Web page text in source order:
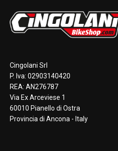
Cingolani Srl
P. Iva: 02903140420
REA: AN276787
Via Ex Arceviese 1
60010 Pianello di Ostra
Provincia di Ancona - Italy